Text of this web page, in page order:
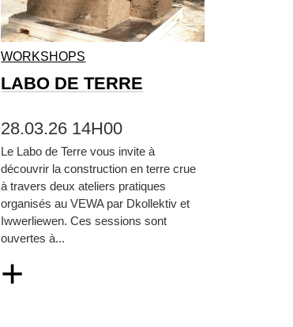
WORKSHOPS
LABO DE TERRE
28.03.26 14H00
Le Labo de Terre vous invite à
découvrir la construction en terre crue
à travers deux ateliers pratiques
organisés au VEWA par Dkollektiv et
Iwwerliewen. Ces sessions sont
ouvertes à...
+